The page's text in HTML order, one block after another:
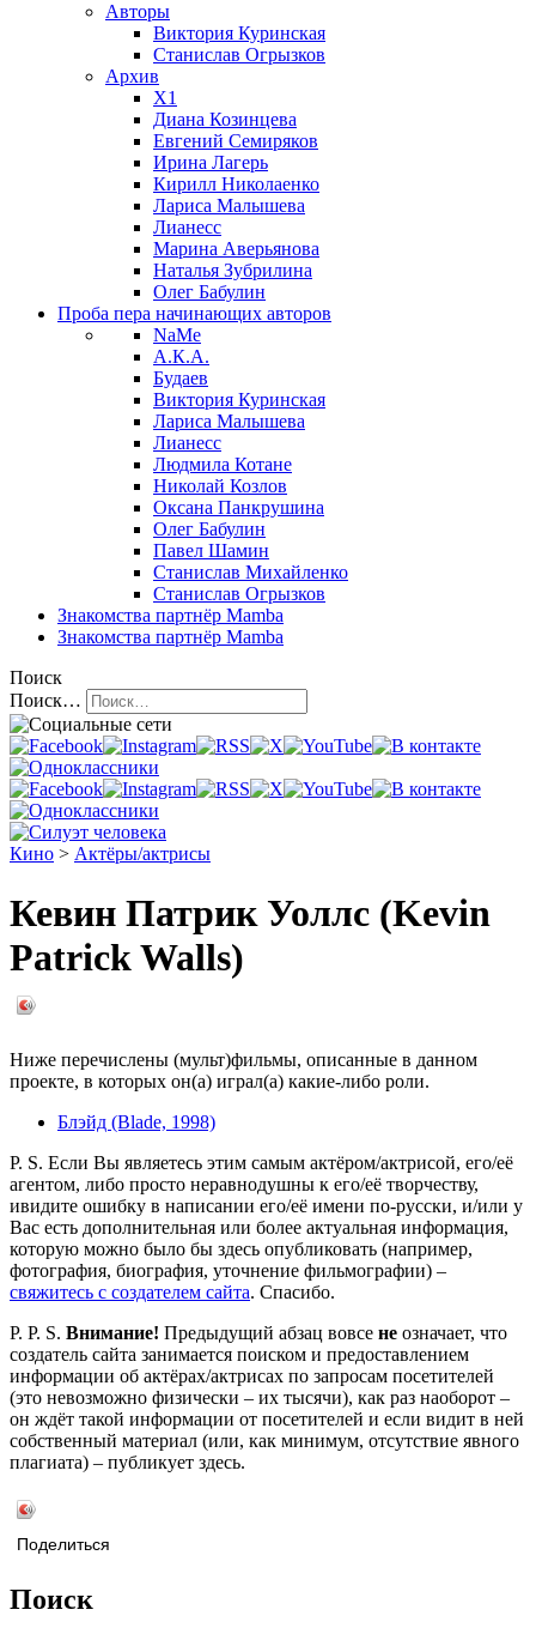
Авторы
Виктория Куринская
Станислав Огрызков
Архив
X1
Диана Козинцева
Евгений Семиряков
Ирина Лагерь
Кирилл Николаенко
Лариса Малышева
Лианесс
Марина Аверьянова
Наталья Зубрилина
Олег Бабулин
Проба пера начинающих авторов
NaMe
А.К.А.
Будаев
Виктория Куринская
Лариса Малышева
Лианесс
Людмила Котане
Николай Козлов
Оксана Панкрушина
Олег Бабулин
Павел Шамин
Станислав Михайленко
Станислав Огрызков
Знакомства партнёр Mamba
Знакомства партнёр Mamba
Поиск
Поиск…
Кино > Актёры/актрисы
Кевин Патрик Уоллс (Kevin
Patrick Walls)
Ниже перечислены (мульт)фильмы, описанные в данном
проекте, в которых он(а) играл(а) какие-либо роли.
Блэйд (Blade, 1998)
P. S. Если Вы являетесь этим самым актёром/актрисой, его/её
агентом, либо просто неравнодушны к его/её творчеству,
ивидите ошибку в написании его/её имени по-русски, и/или у
Вас есть дополнительная или более актуальная информация,
которую можно было бы здесь опубликовать (например,
фотография, биография, уточнение фильмографии) –
свяжитесь с создателем сайта. Спасибо.
P. P. S. Внимание! Предыдущий абзац вовсе не означает, что
создатель сайта занимается поиском и предоставлением
информации об актёрах/актрисах по запросам посетителей
(это невозможно физически – их тысячи), как раз наоборот –
он ждёт такой информации от посетителей и если видит в ней
собственный материал (или, как минимум, отсутствие явного
плагиата) – публикует здесь.
Поделиться
Поиск